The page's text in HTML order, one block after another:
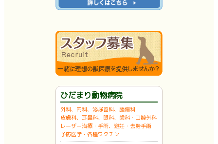
ひだまり動物病院
外科、内科、泌尿器科、腫瘍科
皮膚科、耳鼻科、眼科、歯科・口腔外科
レーザー治療・手術、避妊・去勢手術
予防医学・各種ワクチン